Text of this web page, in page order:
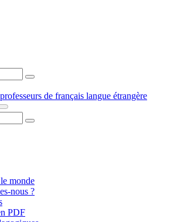
de français langue étrangère
monde
nous ?
PDF